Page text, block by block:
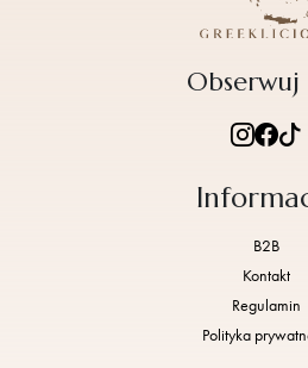
B2B
Kontakt
Regulamin
Polityka
Obserwuj